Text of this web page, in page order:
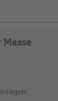
Messe